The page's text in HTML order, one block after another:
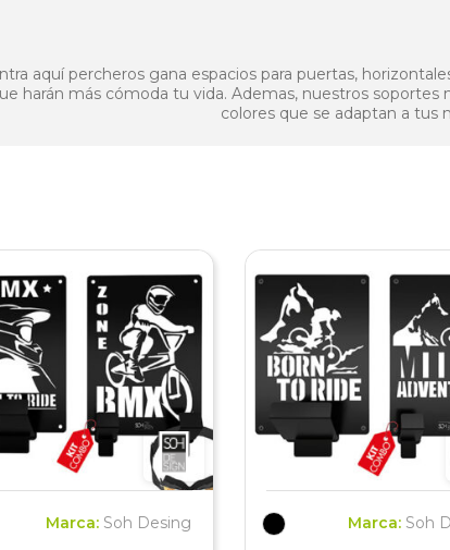
aquí percheros gana espacios para puertas,
harán más cómoda tu vida. Ademas, nuestros
colores que se adaptan a tus
Marca: Soh Desing Marca: Soh